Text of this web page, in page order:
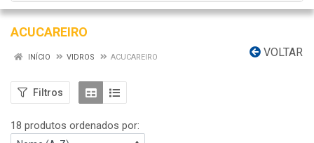
ACUCAREIRO
VOLTAR
INÍCIO VIDROS ACUCAREIRO
Filtros
18 produtos ordenados por: